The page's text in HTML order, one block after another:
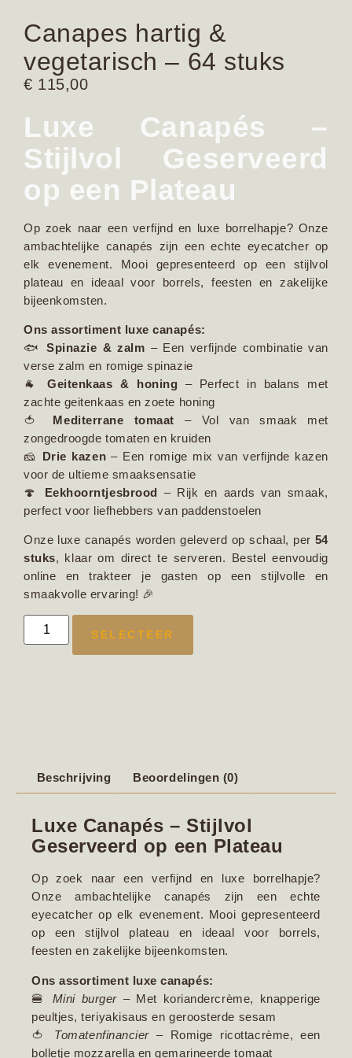
Canapes hartig &
vegetarisch – 64 stuks
€ 115,00
Luxe Canapés –
Stijlvol Geserveerd
op een Plateau
Op zoek naar een verfijnd en luxe borrelhapje? Onze
ambachtelijke canapés zijn een echte eyecatcher op
elk evenement. Mooi gepresenteerd op een stijlvol
plateau en ideaal voor borrels, feesten en zakelijke
bijeenkomsten.
Ons assortiment luxe canapés:
🐟Spinazie & zalm – Een verfijnde combinatie van
verse zalm en romige spinazie
🐐Geitenkaas & honing – Perfect in balans met
zachte geitenkaas en zoete honing
🍅 Mediterrane tomaat – Vol van smaak met
zongedroogde tomaten en kruiden
🧀 Drie kazen – Een romige mix van verfijnde kazen
voor de ultieme smaaksensatie
🍄 Eekhoorntjesbrood – Rijk en aards van smaak,
perfect voor liefhebbers van paddenstoelen
Onze luxe canapés worden geleverd op schaal, per 54
stuks, klaar om direct te serveren. Bestel eenvoudig
online en trakteer je gasten op een stijlvolle en
smaakvolle ervaring! 🎉
SELECTEER
Beschrijving Beoordelingen (0)
Luxe Canapés – Stijlvol
Geserveerd op een Plateau
Op zoek naar een verfijnd en luxe borrelhapje?
Onze ambachtelijke canapés zijn een echte
eyecatcher op elk evenement. Mooi gepresenteerd
op een stijlvol plateau en ideaal voor borrels,
feesten en zakelijke bijeenkomsten.
Ons assortiment luxe canapés:
🍔 Mini burger– Met koriandercrème, knapperige
peultjes, teriyakisaus en geroosterde sesam
🍅 Tomatenfinancier– Romige ricottacrème, een
bolletje mozzarella en gemarineerde tomaat